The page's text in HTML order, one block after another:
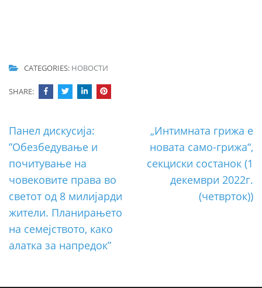
CATEGORIES: НОВОСТИ
SHARE:
Post
navigation
Панел дискусија:
”Обезбедување и
почитување на
човековите права во
светот од 8 милијарди
жители. Планирањето
на семејството, како
алатка за напредок”
„Интимната грижа е
новата само-грижа“,
секциски состанок (1
декември 2022г.
(четврток))